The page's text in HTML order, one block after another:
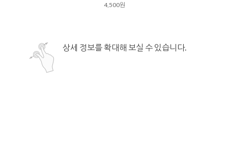
4,500원
상세 정보를 확대해 보실 수 있습니다.